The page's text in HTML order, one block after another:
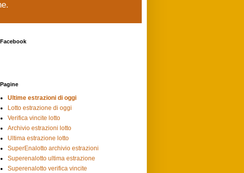
Facebook
Pagine
Ultime estrazioni di oggi
Lotto estrazione di oggi
Verifica vincite lotto
Archivio estrazioni lotto
Ultima estrazione lotto
SuperEnalotto archivio estrazioni
Superenalotto ultima estrazione
Superenalotto verifica vincite